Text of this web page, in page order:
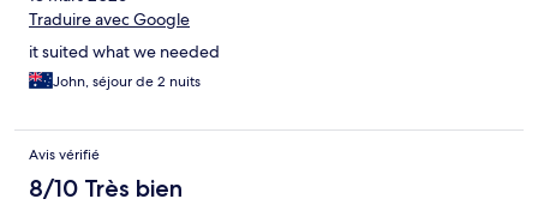
Traduire avec Google
it suited what we needed
John, séjour de 2 nuits
Avis vérifié
8/10 Très bien